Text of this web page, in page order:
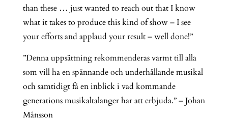
than these … just wanted to reach out that I know
what it takes to produce this kind of show – I see
your efforts and applaud your result – well done!”
”Denna uppsättning rekommenderas varmt till alla
som vill ha en spännande och underhållande musikal
och samtidigt få en inblick i vad kommande
generations musikaltalanger har att erbjuda.” – Johan
Månsson